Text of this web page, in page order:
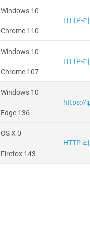
Windows 10
Chrome 110
HTTP-
Windows 10
Chrome 107
HTTP-
Windows 10
Edge 136
https://
OS X 0
Firefox 143
HTTP-